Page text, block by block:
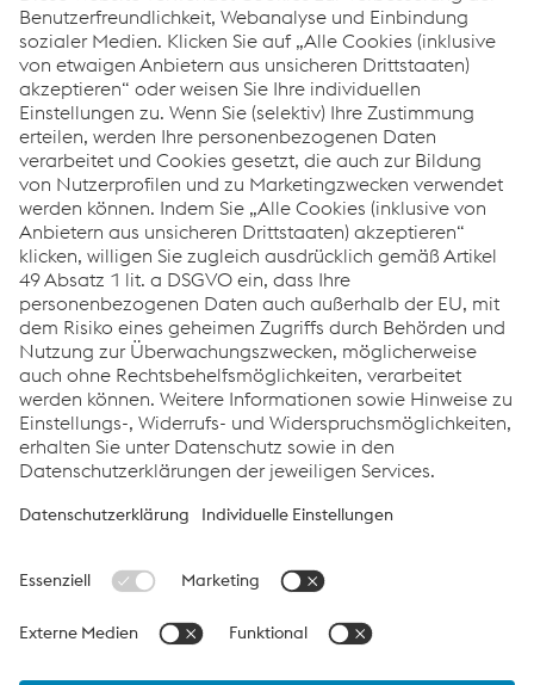
Touchscreen, an dem sich Besucher selbst durch die
Produktionshallen der Firmen klicken können, sein.
voestalpine Tubulars informiert über die jüngste
Gewindeentwicklung des Unternehmens, VAxplorer.
Weitere Infos sowie die VR Touren finden Sie hier.
Wir freuen uns auf Ihren Besuch auf unserem Stand Nr.
12330!
voestalpine Öl & Gas
ADIPEC Website
Impressum
Datenschutz